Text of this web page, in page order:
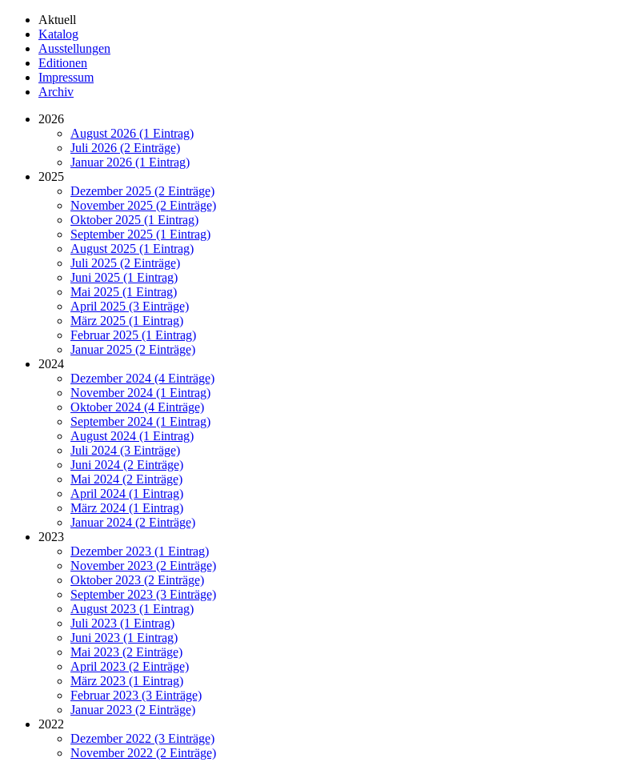
Aktuell
Katalog
Ausstellungen
Editionen
Impressum
Archiv
2026
August 2026 (1 Eintrag)
Juli 2026 (2 Einträge)
Januar 2026 (1 Eintrag)
2025
Dezember 2025 (2 Einträge)
November 2025 (2 Einträge)
Oktober 2025 (1 Eintrag)
September 2025 (1 Eintrag)
August 2025 (1 Eintrag)
Juli 2025 (2 Einträge)
Juni 2025 (1 Eintrag)
Mai 2025 (1 Eintrag)
April 2025 (3 Einträge)
März 2025 (1 Eintrag)
Februar 2025 (1 Eintrag)
Januar 2025 (2 Einträge)
2024
Dezember 2024 (4 Einträge)
November 2024 (1 Eintrag)
Oktober 2024 (4 Einträge)
September 2024 (1 Eintrag)
August 2024 (1 Eintrag)
Juli 2024 (3 Einträge)
Juni 2024 (2 Einträge)
Mai 2024 (2 Einträge)
April 2024 (1 Eintrag)
März 2024 (1 Eintrag)
Januar 2024 (2 Einträge)
2023
Dezember 2023 (1 Eintrag)
November 2023 (2 Einträge)
Oktober 2023 (2 Einträge)
September 2023 (3 Einträge)
August 2023 (1 Eintrag)
Juli 2023 (1 Eintrag)
Juni 2023 (1 Eintrag)
Mai 2023 (2 Einträge)
April 2023 (2 Einträge)
März 2023 (1 Eintrag)
Februar 2023 (3 Einträge)
Januar 2023 (2 Einträge)
2022
Dezember 2022 (3 Einträge)
November 2022 (2 Einträge)